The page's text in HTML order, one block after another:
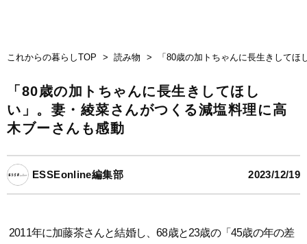
これからの暮らしTOP 読み物 「80歳の加トちゃんに長生きして
「80歳の加トちゃんに長生きしてほし
い」。妻・綾菜さんがつくる減塩料理に高
木ブーさんも感動
ESSEonline編集部 2023/12/19
2011年に加藤茶さんと結婚し、68歳と23歳の「45歳の年の差